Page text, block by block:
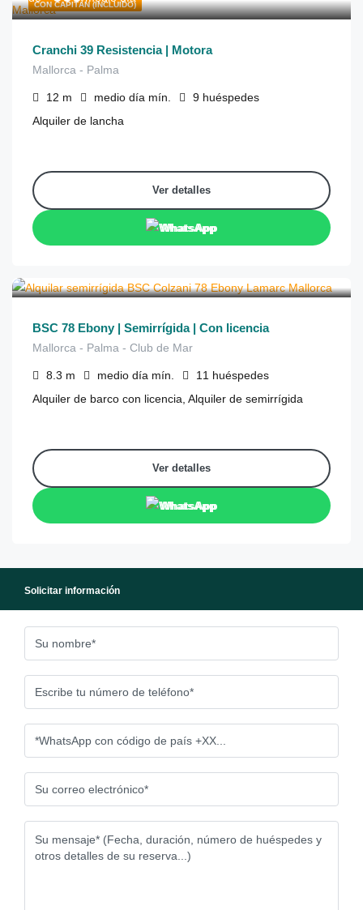
CON CAPITÁN (INCLUIDO)
Cranchi 39 Resistencia | Motora
Mallorca - Palma
12 m medio día mín. 9 huéspedes
Alquiler de lancha
Ver detalles
WhatsApp
BSC 78 Ebony | Semirrígida | Con licencia
Mallorca - Palma - Club de Mar
8.3 m medio día mín. 11 huéspedes
Alquiler de barco con licencia, Alquiler de semirrígida
Ver detalles
WhatsApp
Solicitar información